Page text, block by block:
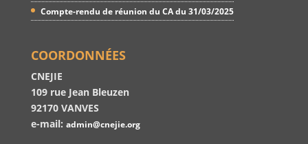
Compte-rendu de réunion du CA du 31/03/2025
COORDONNÉES
CNEJIE
109 rue Jean Bleuzen
92170 VANVES
e-mail: admin@cnejie.org